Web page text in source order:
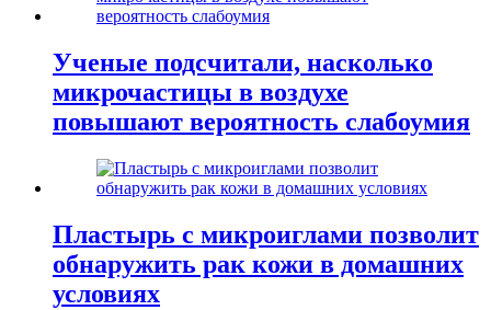
Ученые подсчитали, насколько
микрочастицы в воздухе
повышают вероятность слабоумия
Пластырь с микроиглами позволит
обнаружить рак кожи в домашних
условиях